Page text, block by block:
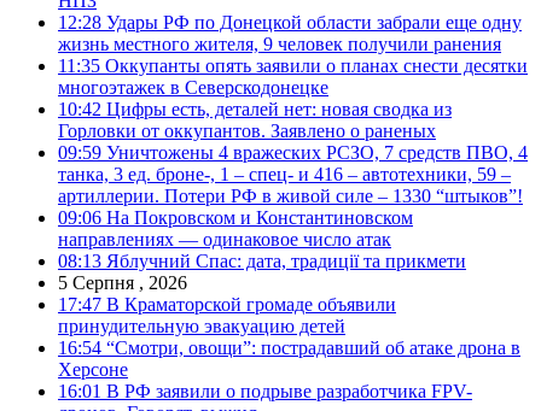
12:28 Удары РФ по Донецкой области забрали еще одну
жизнь местного жителя, 9 человек получили ранения
11:35 Оккупанты опять заявили о планах снести десятки
многоэтажек в Северскодонецке
10:42 Цифры есть, деталей нет: новая сводка из
Горловки от оккупантов. Заявлено о раненых
09:59 Уничтожены 4 вражеских РСЗО, 7 средств ПВО, 4
танка, 3 ед. броне-, 1 – спец- и 416 – автотехники, 59 –
артиллерии. Потери РФ в живой силе – 1330 “штыков”!
09:06 На Покровском и Константиновском
направлениях — одинаковое число атак
08:13 Яблучний Спас: дата, традиції та прикмети
5 Серпня , 2026
17:47 В Краматорской громаде объявили
принудительную эвакуацию детей
16:54 “Смотри, овощи”: пострадавший об атаке дрона в
Херсоне
16:01 В РФ заявили о подрыве разработчика FPV-